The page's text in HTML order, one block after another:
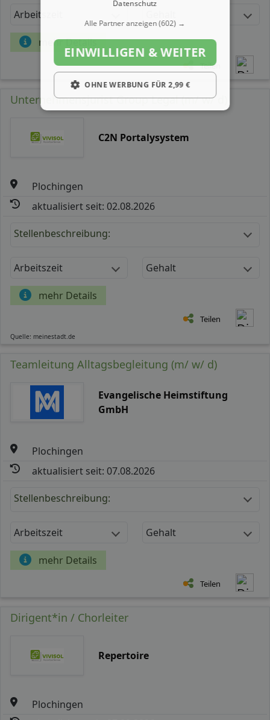
Arbeitszeit
mehr Details
Teilen
Unternehmensjurist Group Legal (m/ w/ d)
C2N Portalysystem
Plochingen
aktualisiert seit: 02.08.2026
Stellenbeschreibung:
Arbeitszeit Gehalt
mehr Details
Teilen
Quelle: meinestadt.de
Teamleitung Alltagsbegleitung (m/ w/ d)
Evangelische Heimstiftung
GmbH
Plochingen
aktualisiert seit: 07.08.2026
Stellenbeschreibung:
Arbeitszeit Gehalt
mehr Details
Teilen
Dirigent*in / Chorleiter
Repertoire
Plochingen
Datenschutz
Alle Partner anzeigen(602) →
EINWILLIGEN & WEITER
OHNE WERBUNG FÜR 2,99 €